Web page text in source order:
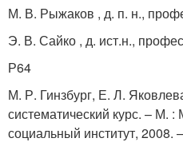
М. В. Рыжаков , д. п. н.,
Э. В. Сайко , д. ист.н.,
Р64
М. Р. Гинзбург, Е. Л.
систематический курс. – М. :
социальный институт, 2008.